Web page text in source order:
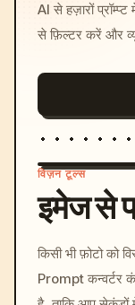
AI से हज़ारों
से फ़िल्टर करें और
विज़न टूल्स
इमेज से
किसी भी फ़ोटो को
Prompt कन्वर्टर